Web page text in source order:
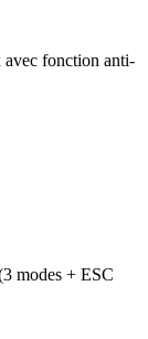
fonction anti-
modes + ESC